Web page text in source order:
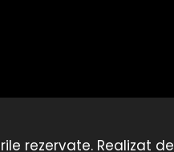
rezervate. Realizat de